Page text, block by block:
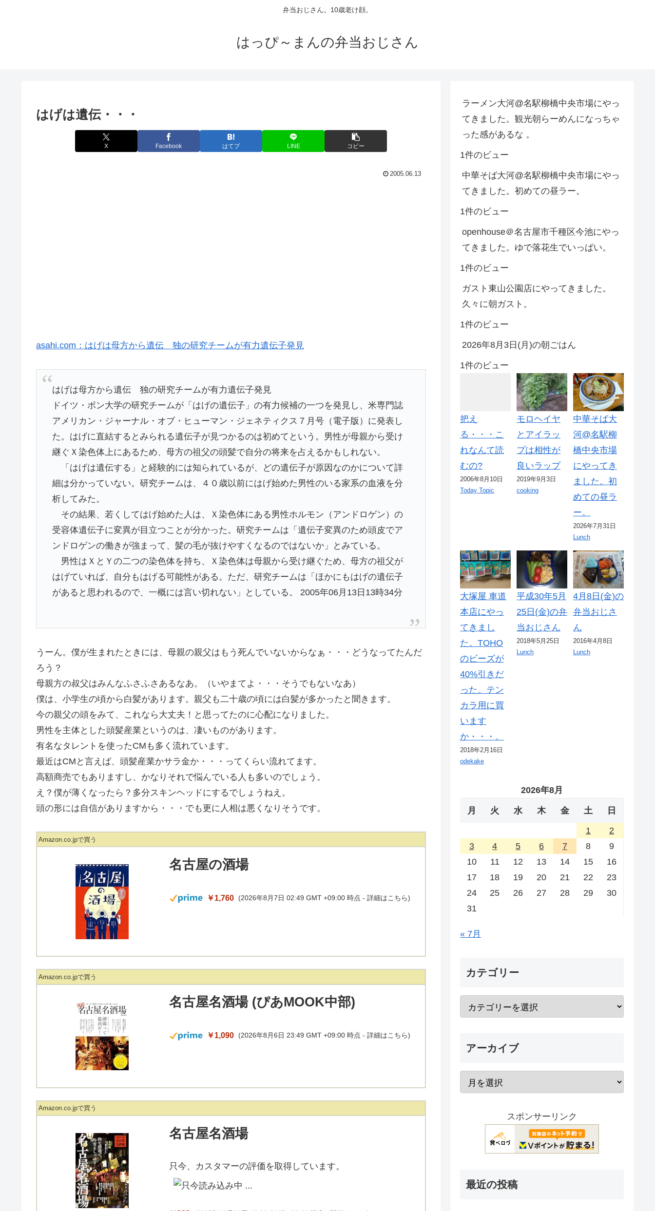
弁当おじさん。10歳老け顔。
はっぴ～まんの弁当おじさん
はげは遺伝・・・
X Facebook はてブ LINE コピー
2005.06.13
asahi.com：はげは母方から遺伝 独の研究チームが有力遺伝子発見
はげは母方から遺伝 独の研究チームが有力遺伝子発見
ドイツ・ボン大学の研究チームが「はげの遺伝子」の有力候補の一つを発見し、米専門誌
アメリカン・ジャーナル・オブ・ヒューマン・ジェネティクス７月号（電子版）に発表し
た。はげに直結するとみられる遺伝子が見つかるのは初めてという。男性が母親から受け
継ぐＸ染色体上にあるため、母方の祖父の頭髪で自分の将来を占えるかもしれない。
「はげは遺伝する」と経験的には知られているが、どの遺伝子が原因なのかについて詳
細は分かっていない。研究チームは、４０歳以前にはげ始めた男性のいる家系の血液を分
析してみた。
その結果、若くしてはげ始めた人は、Ｘ染色体にある男性ホルモン（アンドロゲン）の
受容体遺伝子に変異が目立つことが分かった。研究チームは「遺伝子変異のため頭皮でア
ンドロゲンの働きが強まって、髪の毛が抜けやすくなるのではないか」とみている。
男性はＸとＹの二つの染色体を持ち、Ｘ染色体は母親から受け継ぐため、母方の祖父が
はげていれば、自分もはげる可能性がある。ただ、研究チームは「ほかにもはげの遺伝子
があると思われるので、一概には言い切れない」としている。 2005年06月13日13時34分
うーん。僕が生まれたときには、母親の親父はもう死んでいないからなぁ・・・どうなってたんだ
ろう？
母親方の叔父はみんなふさふさあるなあ。（いやまてよ・・・そうでもないなあ）
僕は、小学生の頃から白髪があります。親父も二十歳の頃には白髪が多かったと聞きます。
今の親父の頭をみて、これなら大丈夫！と思ってたのに心配になりました。
男性を主体とした頭髪産業というのは、凄いものがあります。
有名なタレントを使ったCMも多く流れています。
最近はCMと言えば、頭髪産業かサラ金か・・・ってくらい流れてます。
高額商売でもありますし、かなりそれで悩んでいる人も多いのでしょう。
え？僕が薄くなったら？多分スキンヘッドにするでしょうねえ。
頭の形には自信がありますから・・・でも更に人相は悪くなりそうです。
Amazon.co.jpで買う
名古屋の酒場
￥1,760 (2026年8月7日 02:49 GMT +09:00 時点 - 詳細はこちら)
Amazon.co.jpで買う
名古屋名酒場 (ぴあMOOK中部)
￥1,090 (2026年8月6日 23:49 GMT +09:00 時点 - 詳細はこちら)
Amazon.co.jpで買う
名古屋名酒場
只今、カスタマーの評価を取得しています。
ラーメン大河@名駅柳橋中央市場にやっ
てきました。観光朝らーめんになっちゃ
った感があるな 。
1件のビュー
中華そば大河@名駅柳橋中央市場にやっ
てきました。初めての昼ラー。
1件のビュー
openhouse＠名古屋市千種区今池にやっ
てきました。ゆで落花生でいっぱい。
1件のビュー
ガスト東山公園店にやってきました。
久々に朝ガスト。
1件のビュー
2026年8月3日(月)の朝ごはん
1件のビュー
把え
る・・・こ
れなんて読
むの?
2006年8月10日
Today Topic
モロヘイヤ
とアイラッ
プは相性が
良いラップ
2019年9月3日
cooking
中華そば大
河@名駅柳
橋中央市場
にやってき
ました。初
めての昼ラ
ー。
2026年7月31日
Lunch
大塚屋 車道
本店にやっ
てきまし
た。TOHO
のビーズが
40%引きだ
った。テン
カラ用に買
います
か・・・。
2018年2月16日
odekake
平成30年5月
25日(金)の弁
当おじさん
2018年5月25日
Lunch
4月8日(金)の
弁当おじさ
ん
2016年4月8日
Lunch
2026年8月
月 火 水 木 金 土 日
1
2
3
4 5 6 7 8
9
10
11 12 13 14 15
16
17
18 19 20 21 22
23
24
25 26 27 28 29
30
31
« 7月
カテゴリー
アーカイブ
スポンサーリンク
最近の投稿